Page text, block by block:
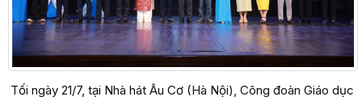
Tối ngày 21/7, tại Nhà hát Âu Cơ (Hà Nội), Công đoàn Giáo dục